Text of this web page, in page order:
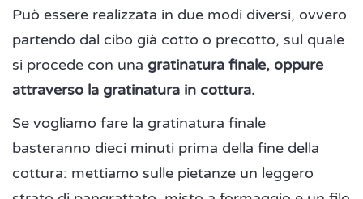
Può essere realizzata in due modi diversi, ovvero
partendo dal cibo già cotto o precotto, sul quale
si procede con una gratinatura finale, oppure
attraverso la gratinatura in cottura.
Se vogliamo fare la gratinatura finale
basteranno dieci minuti prima della fine della
cottura: mettiamo sulle pietanze un leggero